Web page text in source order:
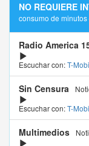
NO REQUIERE
consumo de
Radio America
Escuchar con:T-
Sin Censura
Escuchar con:T-
Multimedios